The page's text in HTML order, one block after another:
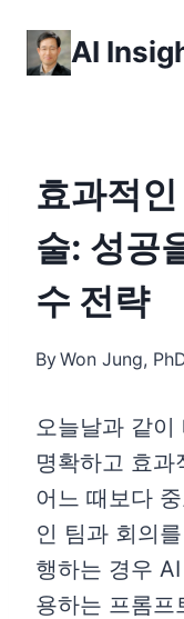
AI
효과적
술: 성공
수 전략
ByWon Jung,
오늘날과 같이
명확하고 효
어느 때보다
인 팀과 회의
행하는 경우
용하는 프롬프